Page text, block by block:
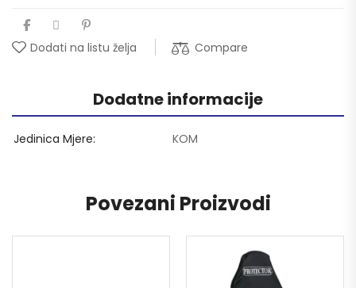
Dodati na listu želja Compare
Dodatne informacije
Jedinica Mjere KOM
Povezani Proizvodi